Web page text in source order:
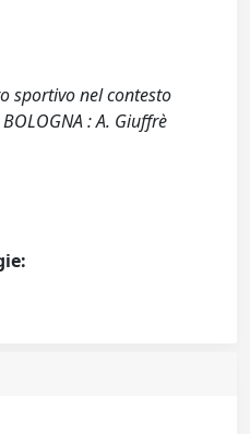
sportivo nel contesto
: A. Giuffrè